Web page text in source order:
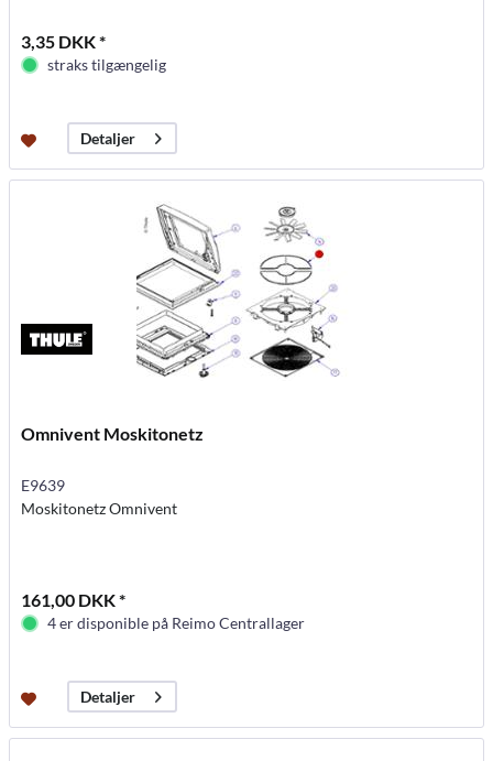
3,35 DKK *
straks tilgængelig
Detaljer
Omnivent Moskitonetz
E9639
Moskitonetz Omnivent
161,00 DKK *
4 er disponible på Reimo Centrallager
Detaljer